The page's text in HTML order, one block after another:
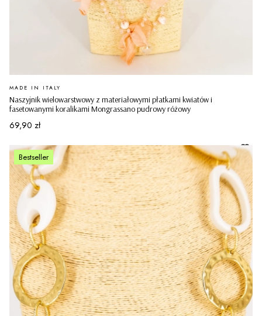
Naszyjnik wielowarstwowy z materiałowymi płatkami kwiatów i
fasetowanymi koralikami Mongrassano pudrowy różowy
PRODUCENT
MADE IN ITALY
Cena
69,90 zł
Bestseller